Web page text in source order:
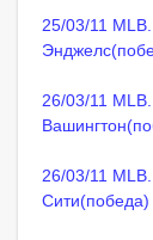
25/03/11
26/03/11
26/03/11
Сити(победа)